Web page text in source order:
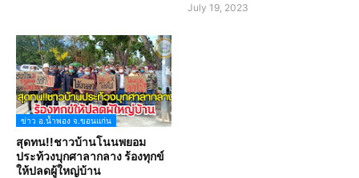
July 19, 2023
ข่าว อ.น้ำพอง จ.ขอนแก่น
สุดทน!!ชาวบ้านโนนพยอม
ประท้วงบุกศาลากลาง ร้องทุกข์
ให้ปลดผู้ใหญ่บ้าน